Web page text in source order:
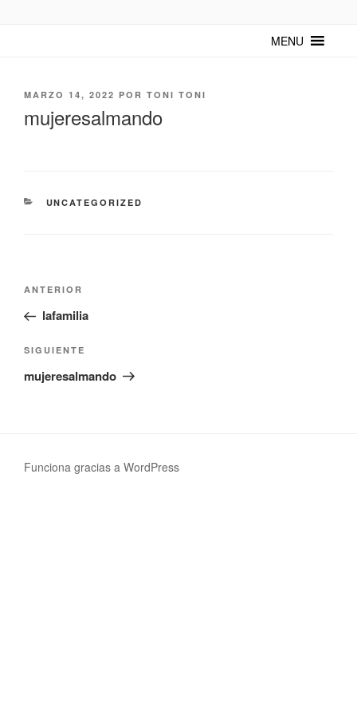
mantenerte actualizado sobre Cuba y sus artistas. Noticias, eventos y
MENU
MARZO 14, 2022 POR TONI TONI
mujeresalmando
UNCATEGORIZED
ANTERIOR
lafamilia
SIGUIENTE
mujeresalmando
Funciona gracias a WordPress